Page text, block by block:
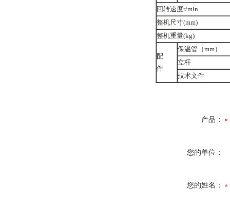
回转速度r/min
整机尺寸(mm)
整机重量(kg)
配
件
保温管（mm）
立杆
技术文件
产品：
您的单位：
您的姓名：